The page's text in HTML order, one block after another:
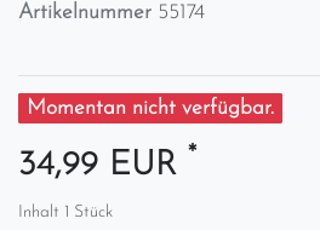
Artikelnummer 55174
Momentan nicht verfügbar.
34,99 EUR *
Inhalt 1 Stück